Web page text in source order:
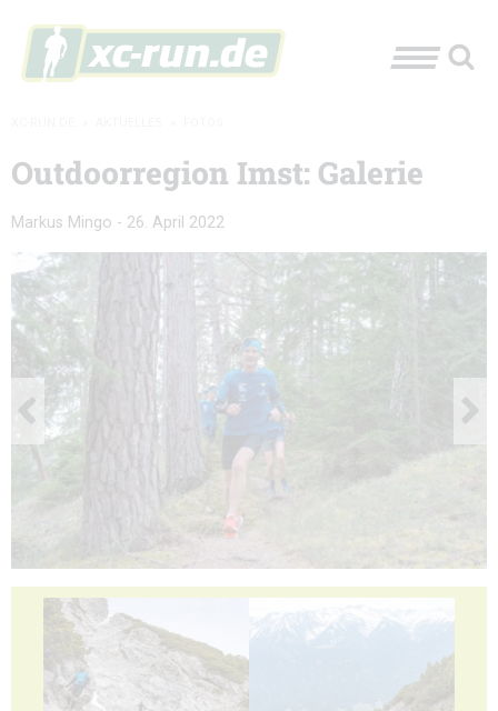
Outdoorregion Imst: Galerie
Markus Mingo - 26. April 2022